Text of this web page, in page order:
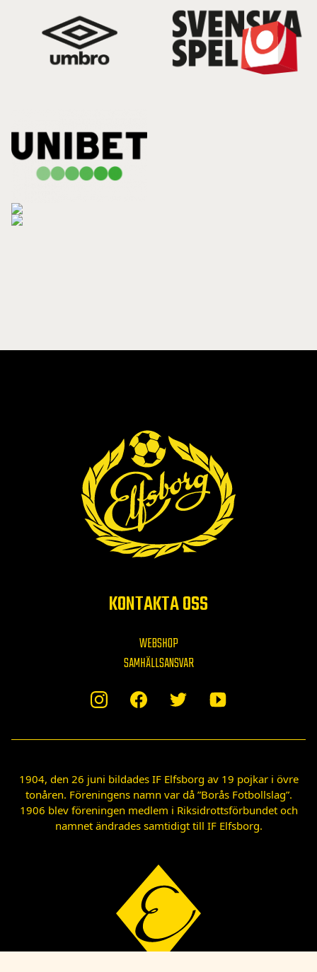
KONTAKTA OSS
WEBSHOP
SAMHÄLLSANSVAR
1904, den 26 juni bildades IF Elfsborg av 19 pojkar i övre
tonåren. Föreningens namn var då ”Borås Fotbollslag”.
1906 blev föreningen medlem i Riksidrottsförbundet och
namnet ändrades samtidigt till IF Elfsborg.